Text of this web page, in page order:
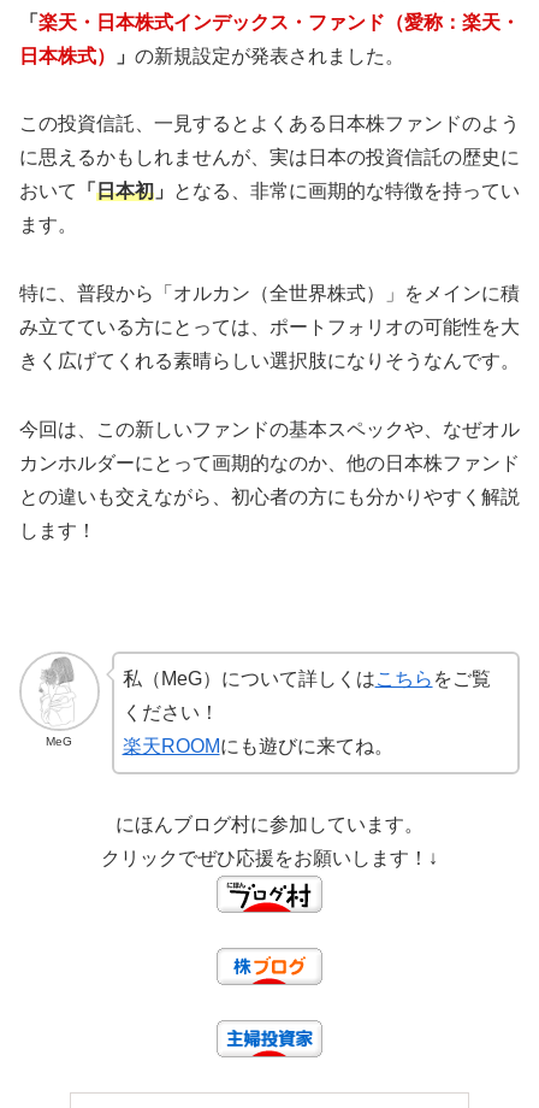
「 楽天・日本株式インデックス・ファンド（愛称：楽天・
日本株式）
」 の新規設定が発表されました。
この投資信託、一見するとよくある日本株ファンドのよう
に思えるかもしれませんが、実は日本の投資信託の歴史に
おいて
「 日本初 」
となる、非常に画期的な特徴を持ってい
ます。
特に、普段から「オルカン（全世界株式）」をメインに積
み立てている方にとっては、ポートフォリオの可能性を大
きく広げてくれる素晴らしい選択肢になりそうなんです。
今回は、この新しいファンドの基本スペックや、なぜオル
カンホルダーにとって画期的なのか、他の日本株ファンド
との違いも交えながら、初心者の方にも分かりやすく解説
します！
MeG
私（MeG）について詳しくはこちら をご覧
ください！
楽天ROOMにも遊びに来てね。
にほんブログ村に参加しています。
クリックでぜひ応援をお願いします！↓